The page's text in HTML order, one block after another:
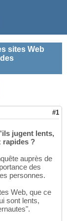
sites Web
#1
jugent lents,
rapides ?
auprès de
des
personnes.
Web, que ce
sont lents,